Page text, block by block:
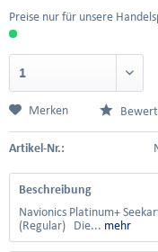
Preise nur für unsere
Merken
Artikel-Nr.:
Beschreibung
Navionics Platinum+
(Regular) Die... mehr